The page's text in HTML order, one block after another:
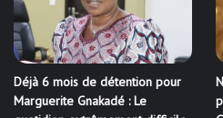
Déjà 6 mois de détention pour
Marguerite Gnakadé : Le